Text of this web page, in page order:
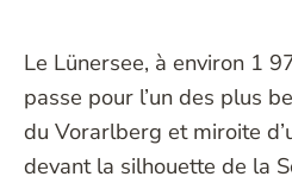
Le Lünersee, à environ 1
passe pour l’un des plus
du Vorarlberg et miroite
devant la silhouette de la